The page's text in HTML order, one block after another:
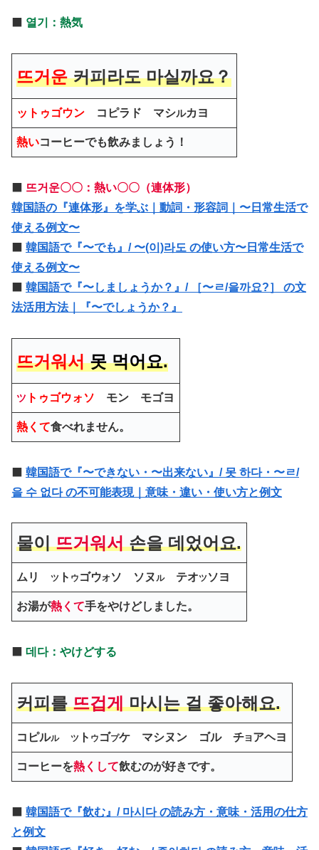
열기：熱気
뜨거운커피라도 마실까요？
ットゥゴウン コピラド マシルカヨ
熱いコーヒーでも飲みましょう！
뜨거운〇〇：熱い〇〇（連体形）
韓国語の『連体形』を学ぶ｜動詞・形容詞｜〜日常生活で
使える例文〜
韓国語で『〜でも』/ 〜(이)라도 の使い方〜日常生活で
使える例文〜
韓国語で『〜しましょうか？』/ ［〜ㄹ/을까요?］ の文
法活用方法｜『〜でしょうか？』
뜨거워서못 먹어요.
ツ トゥゴウォソ モン モゴヨ
熱くて食べれません。
韓国語で『〜できない・〜出来ない』/ 못 하다・〜ㄹ/
을 수 없다 の不可能表現｜意味・違い・使い方と例文
물이뜨거워서손을 데었어요.
ムリツ ト ウ ゴウオ ソ ソヌルテオツソヨ
お湯が熱くて手をやけどしました。
데다：やけどする
커피를뜨겁게마시는 걸 좋아해요.
コピルル ツ ト ウ ゴプケ マシヌン ゴルチヨ アヘヨ
コーヒーを熱くして飲むのが好きです。
韓国語で『飲む』/ 마시다 の読み方・意味・活用の仕方
と例文